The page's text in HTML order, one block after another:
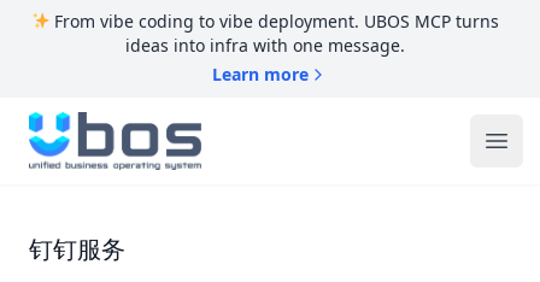
From vibe coding to vibe deployment. UBOS MCP turns
ideas into infra with one message.
Learn more
UBOS
钉钉服务